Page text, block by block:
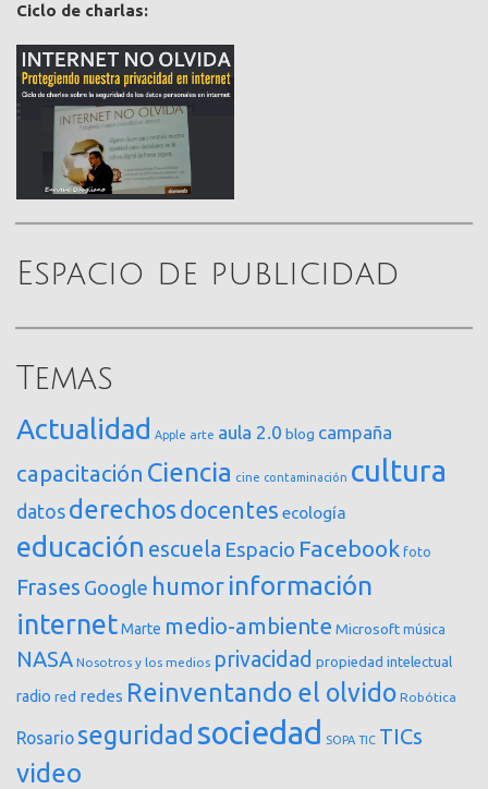
Ciclo de charlas:
Espacio de publicidad
Temas
Actualidad Apple arte aula 2.0 blog campaña
capacitación Ciencia cine contaminación cultura
datos derechosdocentes ecología
educación escuela Espacio Facebook foto
Frases Google humor información
internetMarte medio-ambiente Microsoft música
NASA Nosotros y los medios privacidad propiedad intelectual
radio red redes Reinventando el olvido Robótica
Rosario seguridad sociedad SOPA TIC TICs
video